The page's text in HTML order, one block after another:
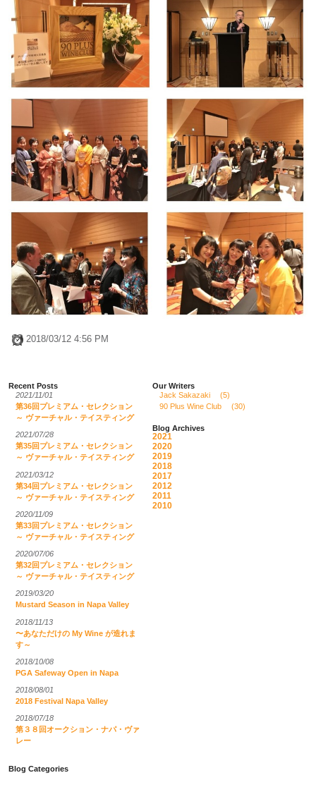
2018/03/12 4:56 PM
Recent Posts
2021/11/01
第36回プレミアム・セレクション
～ ヴァーチャル・テイスティング
2021/07/28
第35回プレミアム・セレクション
～ ヴァーチャル・テイスティング
2021/03/12
第34回プレミアム・セレクション
～ ヴァーチャル・テイスティング
2020/11/09
第33回プレミアム・セレクション
～ ヴァーチャル・テイスティング
2020/07/06
第32回プレミアム・セレクション
～ ヴァーチャル・テイスティング
2019/03/20
Mustard Season in Napa Valley
2018/11/13
〜あなただけの My Wine が造れま
す～
2018/10/08
PGA Safeway Open in Napa
2018/08/01
2018 Festival Napa Valley
2018/07/18
第３８回オークション・ナパ・ヴァ
レー
Blog Categories
Our Writers
Jack Sakazaki
(5)
90 Plus Wine Club
(30)
Blog Archives
2021
2020
2019
2018
2017
2012
2011
2010